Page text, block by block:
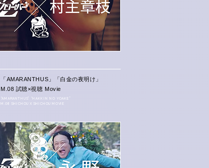
「AMARANTHUS」「白金の夜明け」
M.08 試聴×視聴 Movie
“AMARANTHUS” “HAKKIN NO YOAKE”
M.08 SHICHOU X SHICHOU MOVIE